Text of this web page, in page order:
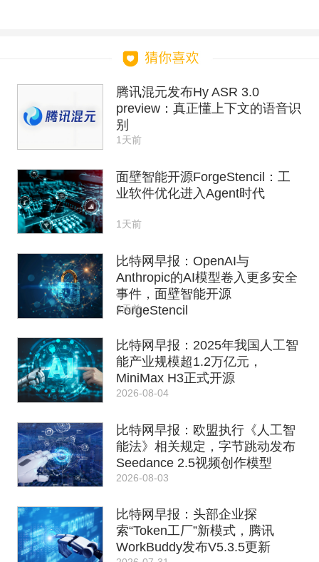
腾讯混元发布Hy ASR 3.0
preview：真正懂上下文的语音识
别
1天前
面壁智能开源ForgeStencil：工
业软件优化进入Agent时代
1天前
比特网早报：OpenAI与
Anthropic的AI模型卷入更多安全
事件，面壁智能开源
ForgeStencil
2天前
比特网早报：2025年我国人工智
能产业规模超1.2万亿元，
MiniMax H3正式开源
2026-08-04
比特网早报：欧盟执行《人工智
能法》相关规定，字节跳动发布
Seedance 2.5视频创作模型
2026-08-03
比特网早报：头部企业探
索“Token工厂”新模式，腾讯
WorkBuddy发布V5.3.5更新